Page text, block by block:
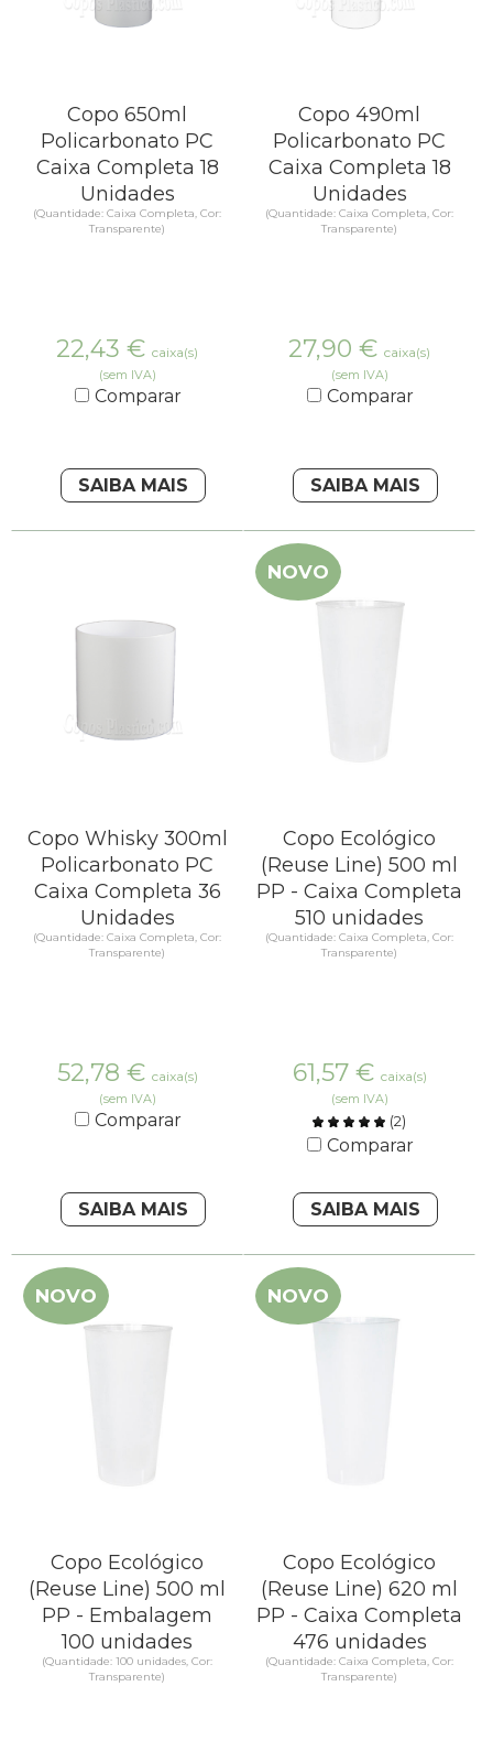
Copo 650ml
Policarbonato PC
Caixa Completa 18
Unidades
(Quantidade: Caixa Completa, Cor:
Transparente)
22,43 € caixa(s)
(sem IVA)
Comparar
SAIBA MAIS
Copo 490ml
Policarbonato PC
Caixa Completa 18
Unidades
(Quantidade: Caixa Completa, Cor:
Transparente)
27,90 € caixa(s)
(sem IVA)
Comparar
SAIBA MAIS
Copo Whisky 300ml
Policarbonato PC
Caixa Completa 36
Unidades
(Quantidade: Caixa Completa, Cor:
Transparente)
52,78 € caixa(s)
(sem IVA)
Comparar
SAIBA MAIS
NOVO
Copo Ecológico
(Reuse Line) 500 ml
PP - Caixa Completa
510 unidades
(Quantidade: Caixa Completa, Cor:
Transparente)
61,57 € caixa(s)
(sem IVA)
(2)
Comparar
SAIBA MAIS
NOVO
Copo Ecológico
(Reuse Line) 500 ml
PP - Embalagem
100 unidades
(Quantidade: 100 unidades, Cor:
Transparente)
NOVO
Copo Ecológico
(Reuse Line) 620 ml
PP - Caixa Completa
476 unidades
(Quantidade: Caixa Completa, Cor:
Transparente)